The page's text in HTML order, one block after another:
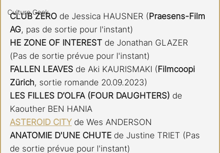
Culture Geek
CLUB ZERO de Jessica HAUSNER ( Praesens-Film
AG, pas de sortie pour l'instant)
HE ZONE OF INTEREST de Jonathan GLAZER
(Pas de sortie prévue pour l'instant)
FALLEN LEAVES de Aki KAURISMAKI ( Filmcoopi
Zürich, sortie romande 20.09.2023)
LES FILLES D’OLFA (FOUR DAUGHTERS) de
Kaouther BEN HANIA
ASTEROID CITY de Wes ANDERSON
ANATOMIE D'UNE CHUTE de Justine TRIET (Pas
de sortie prévue pour l'instant)